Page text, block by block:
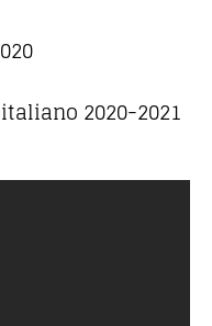
2020-2021